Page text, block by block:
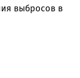
выбросов в